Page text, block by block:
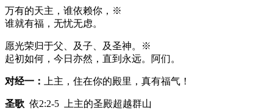
万有的天主，谁依赖你，※
谁就有福，无忧无虑。
愿光荣归于父、及子、及圣神。※
起初如何，今日亦然，直到永远。阿们。
对经一： 上主，住在你的殿里，真有福气！
圣歌 依2:2-5 上主的圣殿超越群山